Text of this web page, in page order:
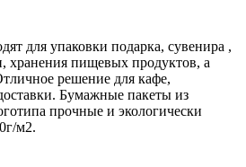
для упаковки подарка, сувенира ,
хранения пищевых продуктов, а
решение для кафе,
Бумажные пакеты из
прочные и экологически
м2.